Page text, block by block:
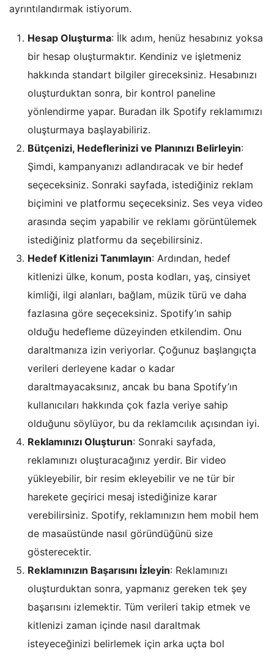
ayrıntılandırmak istiyorum.
Hesap Oluşturma: İlk adım, henüz hesabınız yoksa
bir hesap oluşturmaktır. Kendiniz ve işletmeniz
hakkında standart bilgiler gireceksiniz. Hesabınızı
oluşturduktan sonra, bir kontrol paneline
yönlendirme yapar. Buradan ilk Spotify reklamımızı
oluşturmaya başlayabiliriz.
Bütçenizi, Hedeflerinizi ve Planınızı Belirleyin:
Şimdi, kampanyanızı adlandıracak ve bir hedef
seçeceksiniz. Sonraki sayfada, istediğiniz reklam
biçimini ve platformu seçeceksiniz. Ses veya video
arasında seçim yapabilir ve reklamı görüntülemek
istediğiniz platformu da seçebilirsiniz.
Hedef Kitlenizi Tanımlayın: Ardından, hedef
kitlenizi ülke, konum, posta kodları, yaş, cinsiyet
kimliği, ilgi alanları, bağlam, müzik türü ve daha
fazlasına göre seçeceksiniz. Spotify’ın sahip
olduğu hedefleme düzeyinden etkilendim. Onu
daraltmanıza izin veriyorlar. Çoğunuz başlangıçta
verileri derleyene kadar o kadar
daraltmayacaksınız, ancak bu bana Spotify’ın
kullanıcıları hakkında çok fazla veriye sahip
olduğunu söylüyor, bu da reklamcılık açısından iyi.
Reklamınızı Oluşturun: Sonraki sayfada,
reklamınızı oluşturacağınız yerdir. Bir video
yükleyebilir, bir resim ekleyebilir ve ne tür bir
harekete geçirici mesaj istediğinize karar
verebilirsiniz. Spotify, reklamınızın hem mobil hem
de masaüstünde nasıl göründüğünü size
gösterecektir.
Reklamınızın Başarısını İzleyin: Reklamınızı
oluşturduktan sonra, yapmanız gereken tek şey
başarısını izlemektir. Tüm verileri takip etmek ve
kitlenizi zaman içinde nasıl daraltmak
isteyeceğinizi belirlemek için arka uçta bol